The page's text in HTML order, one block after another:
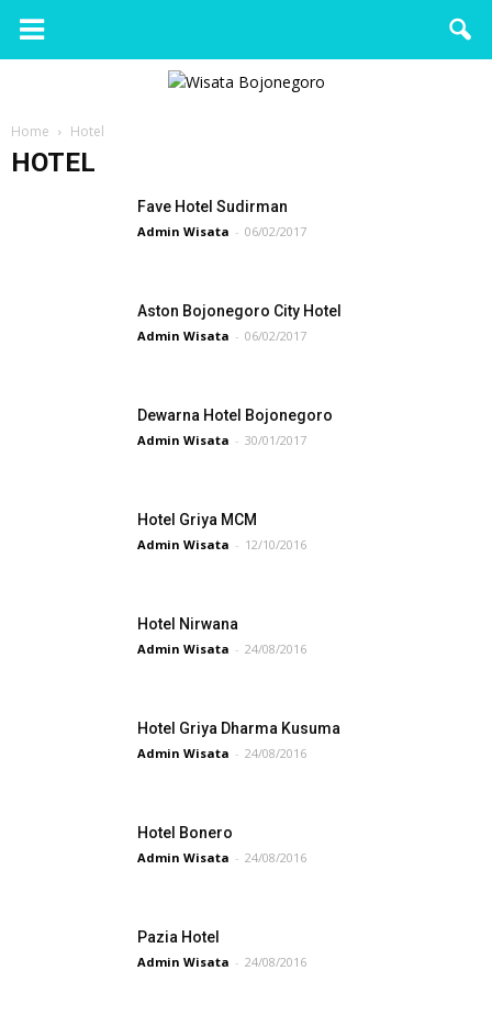
Wisata
Bojonegoro
Home Hotel
HOTEL
Fave Hotel Sudirman
Admin Wisata - 06/02/2017
Aston Bojonegoro City Hotel
Admin Wisata - 06/02/2017
Dewarna Hotel Bojonegoro
Admin Wisata - 30/01/2017
Hotel Griya MCM
Admin Wisata - 12/10/2016
Hotel Nirwana
Admin Wisata - 24/08/2016
Hotel Griya Dharma Kusuma
Admin Wisata - 24/08/2016
Hotel Bonero
Admin Wisata - 24/08/2016
Pazia Hotel
Admin Wisata - 24/08/2016